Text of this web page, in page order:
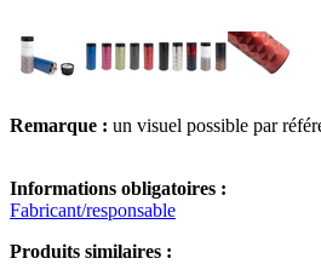
Remarque : un visuel possible par
Informations obligatoires :
Fabricant/responsable
Produits similaires :